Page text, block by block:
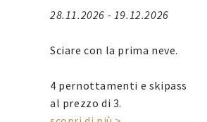
28.11.2026 - 19.12.2026
Sciare con la prima neve.
4 pernottamenti e skipass
al prezzo di 3.